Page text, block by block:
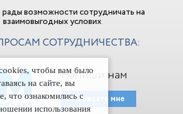
возможности сотрудничать на
взаимовыгодных услових
СОТРУДНИЧЕСТВА:
Напиши нам
Написать мне
чтобы вам было
на сайте, вы
что ознакомились с
использования